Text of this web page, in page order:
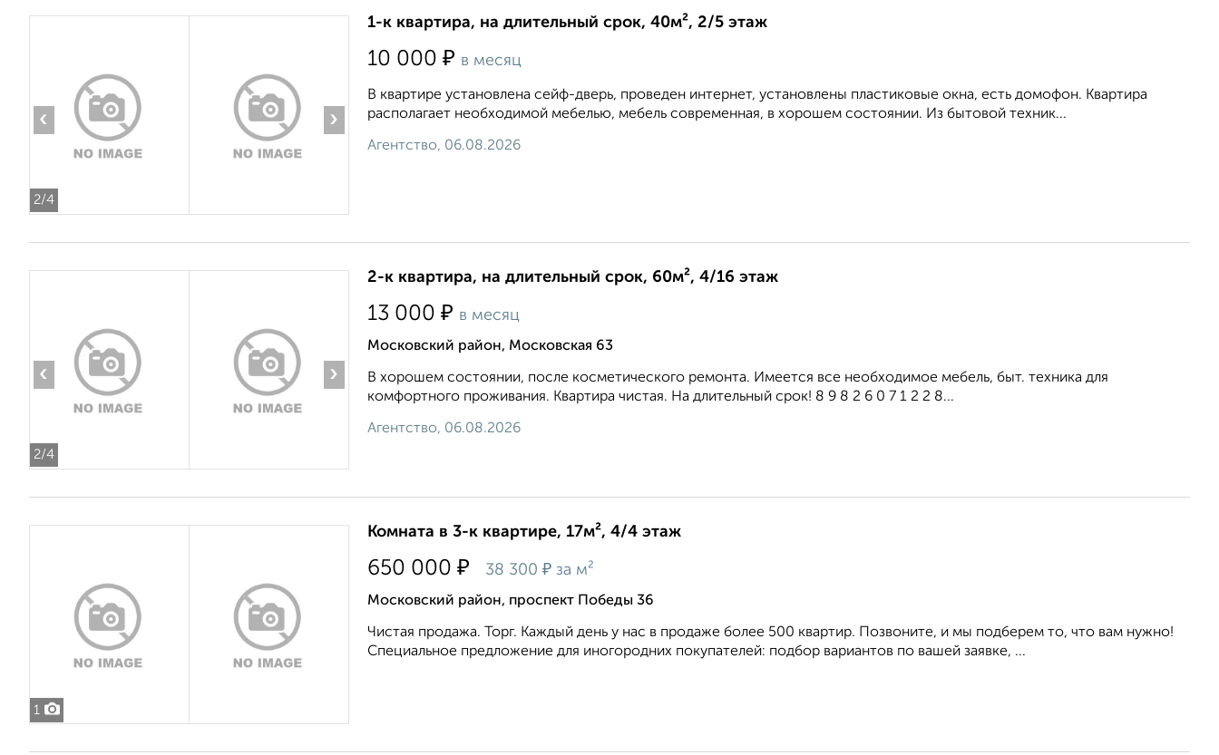
2/4
‹ ›
1-к квартира, на длительный срок, 40м², 2/5 этаж
10 000 ₽ в месяц
В квартире установлена сейф-дверь, проведен интернет, установлены пластиковые окна, есть домофон. Квартира
располагает необходимой мебелью, мебель современная, в хорошем состоянии. Из бытовой техник...
Агентство, 06.08.2026
2/4
‹ ›
2-к квартира, на длительный срок, 60м², 4/16 этаж
13 000 ₽ в месяц
Московский район, Московская 63
В хорошем состоянии, после косметического ремонта. Имеется все необходимое мебель, быт. техника для
комфортного проживания. Квартира чистая. На длительный срок! 8 9 8 2 6 0 7 1 2 2 8...
Агентство, 06.08.2026
1
Комната в 3-к квартире, 17м², 4/4 этаж
650 000 ₽ 38 300 ₽ за м²
Московский район, проспект Победы 36
Чистая продажа. Торг. Каждый день у нас в продаже более 500 квартир. Позвоните, и мы подберем то, что вам нужно!
Специальное предложение для иногородних покупателей: подбор вариантов по вашей заявке, ...